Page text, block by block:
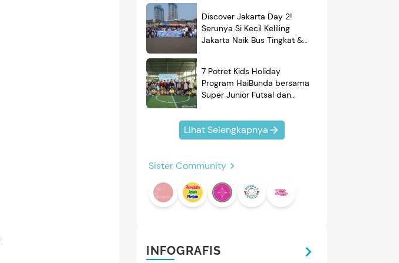
Discover Jakarta Day 2!
Serunya Si Kecil Keliling
Jakarta Naik Bus Tingkat &
7 Potret Kids Holiday
Program HaiBunda bersama
Super Junior Futsal dan
Kompak Banget!
Lihat Selengkapnya
Sister Community
INFOGRAFIS